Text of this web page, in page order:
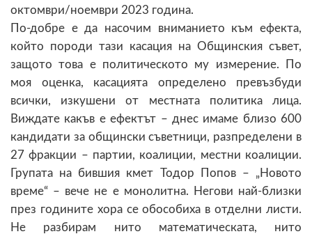
октомври/ноември 2023 година.
По-добре е да насочим вниманието към ефекта,
който породи тази касация на Общинския съвет,
защото това е политическото му измерение. По
моя оценка, касацията определено превъзбуди
всички, изкушени от местната политика лица.
Виждате какъв е ефектът – днес имаме близо 600
кандидати за общински съветници, разпределени в
27 фракции – партии, коалиции, местни коалиции.
Групата на бившия кмет Тодор Попов – „Новото
време“ – вече не е монолитна. Негови най-близки
през годините хора се обособиха в отделни листи.
Не разбирам нито математическата, нито